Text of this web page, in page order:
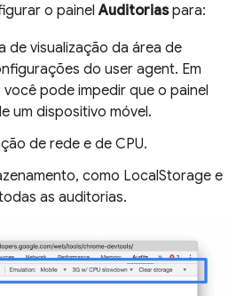
o painelAuditoriaspara:
de visualização da área de
do user agent. Em
pode impedir que o painel
um dispositivo móvel.
de rede e de CPU.
como LocalStorage e
as auditorias.